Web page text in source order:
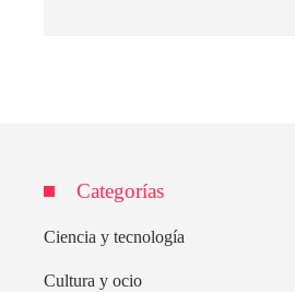
Categorías
Ciencia y tecnología
Cultura y ocio